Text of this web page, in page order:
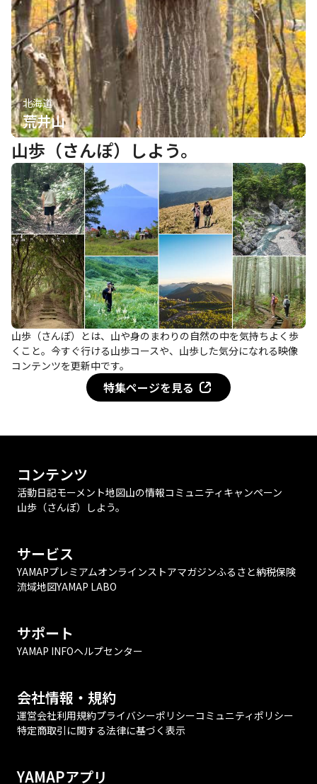
北海道
荒井山
山歩（さんぽ）しよう。
山歩（さんぽ）とは、山や身のまわりの自然の中を気持ちよく歩
くこと。今すぐ行ける山歩コースや、山歩した気分になれる映像
コンテンツを更新中です。
特集ページを見る
コンテンツ
活動日記モーメント地図山の情報コミュニティ キャンペーン
山歩（さんぽ）しよう。
サービス
YAMAPプレミアムオンラインストアマガジンふるさと納税保険
流域地図YAMAP LABO
サポート
YAMAP INFOヘルプセンター
会社情報・規約
運営会社利用規約プライバシーポリシーコミュニティポリシー
特定商取引に関する法律に基づく表示
YAMAPアプリ